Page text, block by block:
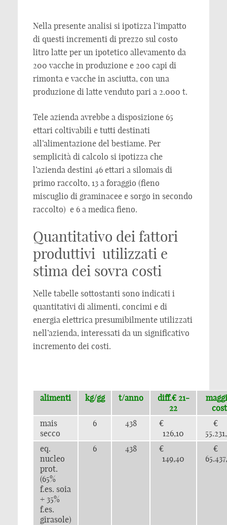
Nella presente analisi si ipotizza l’impatto
di questi incrementi di prezzo sul costo
litro latte per un ipotetico allevamento da
200 vacche in produzione e 200 capi di
rimonta e vacche in asciutta, con una
produzione di latte venduto pari a 2.000 t.
Tele azienda avrebbe a disposizione 65
ettari coltivabili e tutti destinati
all’alimentazione del bestiame. Per
semplicità di calcolo si ipotizza che
l’azienda destini 46 ettari a silomais di
primo raccolto, 13 a foraggio (fieno
miscuglio di graminacee e sorgo in secondo
raccolto) e 6 a medica fieno.
Quantitativo dei fattori
produttivi utilizzati e
stima dei sovra costi
Nelle tabelle sottostanti sono indicati i
quantitativi di alimenti, concimi e di
energia elettrica presumibilmente utilizzati
nell’azienda, interessati da un significativo
incremento dei costi.
alimenti kg/gg t/anno
diff.€ 21-
22
mais
secco
6 438
€
126,10
eq.
nucleo
prot.
(65%
f.es. soia
+ 35%
f.es.
girasole)
6 438
€
149,40